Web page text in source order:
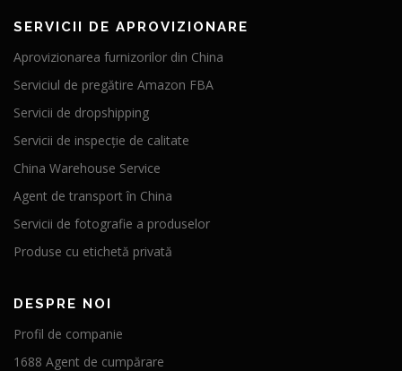
SERVICII DE APROVIZIONARE
Aprovizionarea furnizorilor din China
Serviciul de pregătire Amazon FBA
Servicii de dropshipping
Servicii de inspecție de calitate
China Warehouse Service
Agent de transport în China
Servicii de fotografie a produselor
Produse cu etichetă privată
DESPRE NOI
Profil de companie
1688 Agent de cumpărare